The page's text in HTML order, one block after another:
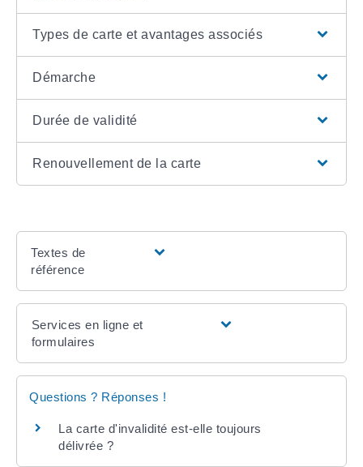
Types de carte et avantages associés
Démarche
Durée de validité
Renouvellement de la carte
Textes de
référence
Services en ligne et
formulaires
Questions ? Réponses !
La carte d'invalidité est-elle toujours
délivrée ?